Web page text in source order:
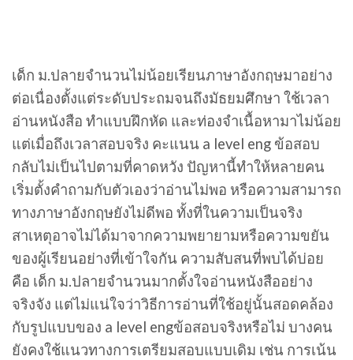
เด็ก ม.ปลายจำนวนไม่น้อยเรียนภาษาอังกฤษมาอย่าง
ต่อเนื่องตั้งแต่ระดับประถมจนถึงมัธยมศึกษา ใช้เวลา
อ่านหนังสือ ทำแบบฝึกหัด และท่องจำเนื้อหามาไม่น้อย
แต่เมื่อถึงเวลาสอบจริง คะแนน a level eng ข้อสอบ
กลับไม่เป็นไปตามที่คาดหวัง ปัญหานี้ทำให้หลายคน
เริ่มตั้งคำถามกับตัวเองว่าอ่านไม่พอ หรือความสามารถ
ทางภาษาอังกฤษยังไม่ดีพอ ทั้งที่ในความเป็นจริง
สาเหตุอาจไม่ได้มาจากความพยายามหรือความขยัน
ของผู้เรียนอย่างที่เข้าใจกัน ความสับสนที่พบได้บ่อย
คือ เด็ก ม.ปลายจำนวนมากตั้งใจอ่านหนังสืออย่าง
จริงจัง แต่ไม่แน่ใจว่าวิธีการอ่านที่ใช้อยู่นั้นสอดคล้อง
กับรูปแบบของ a level engข้อสอบจริงหรือไม่ บางคน
ยังคงใช้แนวทางการเตรียมสอบแบบเดิม เช่น การเน้น